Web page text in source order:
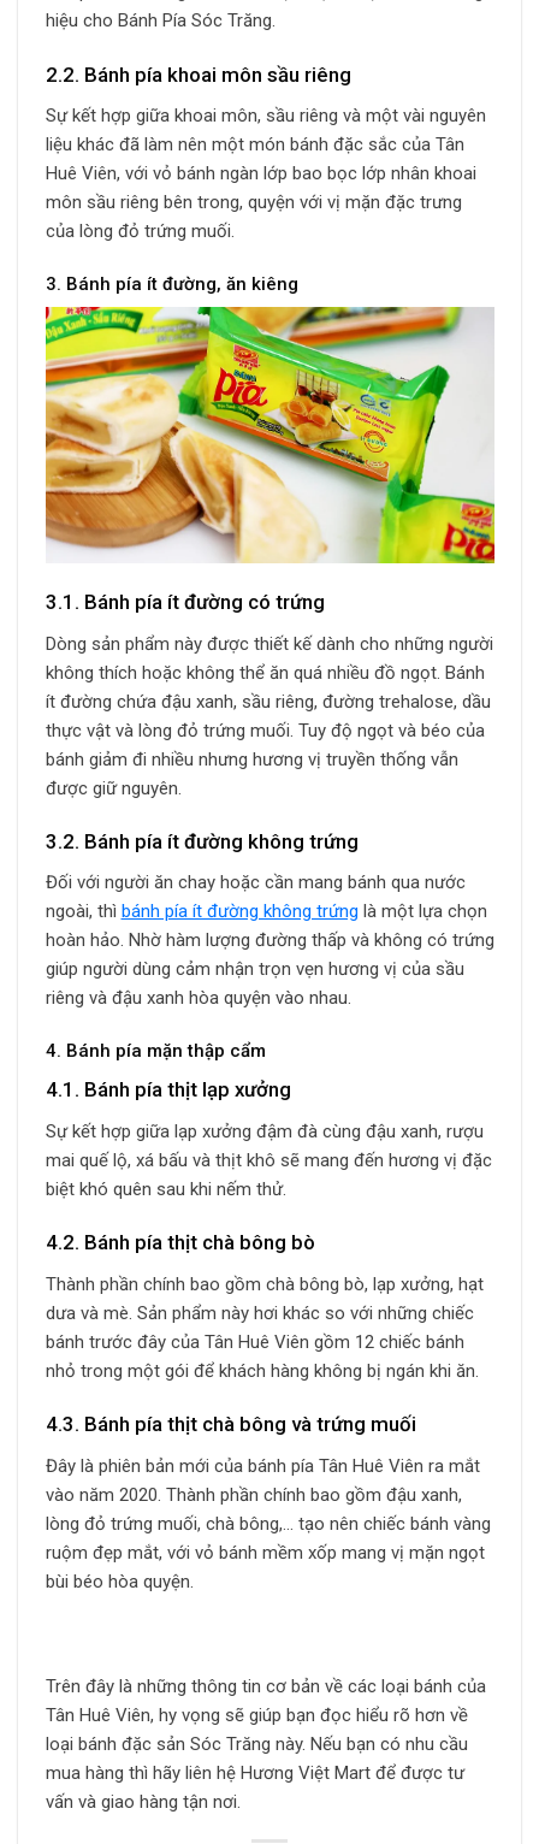
hiệu cho Bánh Pía Sóc Trăng.
2.2. Bánh pía khoai môn sầu riêng
Sự kết hợp giữa khoai môn, sầu riêng và một vài nguyên
liệu khác đã làm nên một món bánh đặc sắc của Tân
Huê Viên, với vỏ bánh ngàn lớp bao bọc lớp nhân khoai
môn sầu riêng bên trong, quyện với vị mặn đặc trưng
của lòng đỏ trứng muối.
3. Bánh pía ít đường, ăn kiêng
3.1. Bánh pía ít đường có trứng
Dòng sản phẩm này được thiết kế dành cho những người
không thích hoặc không thể ăn quá nhiều đồ ngọt. Bánh
ít đường chứa đậu xanh, sầu riêng, đường trehalose, dầu
thực vật và lòng đỏ trứng muối. Tuy độ ngọt và béo của
bánh giảm đi nhiều nhưng hương vị truyền thống vẫn
được giữ nguyên.
3.2. Bánh pía ít đường không trứng
Đối với người ăn chay hoặc cần mang bánh qua nước
ngoài, thì bánh pía ít đường không trứng là một lựa chọn
hoàn hảo. Nhờ hàm lượng đường thấp và không có trứng
giúp người dùng cảm nhận trọn vẹn hương vị của sầu
riêng và đậu xanh hòa quyện vào nhau.
4. Bánh pía mặn thập cẩm
4.1. Bánh pía thịt lạp xưởng
Sự kết hợp giữa lạp xưởng đậm đà cùng đậu xanh, rượu
mai quế lộ, xá bấu và thịt khô sẽ mang đến hương vị đặc
biệt khó quên sau khi nếm thử.
4.2. Bánh pía thịt chà bông bò
Thành phần chính bao gồm chà bông bò, lạp xưởng, hạt
dưa và mè. Sản phẩm này hơi khác so với những chiếc
bánh trước đây của Tân Huê Viên gồm 12 chiếc bánh
nhỏ trong một gói để khách hàng không bị ngán khi ăn.
4.3. Bánh pía thịt chà bông và trứng muối
Đây là phiên bản mới của bánh pía Tân Huê Viên ra mắt
vào năm 2020. Thành phần chính bao gồm đậu xanh,
lòng đỏ trứng muối, chà bông,… tạo nên chiếc bánh vàng
ruộm đẹp mắt, với vỏ bánh mềm xốp mang vị mặn ngọt
bùi béo hòa quyện.
Trên đây là những thông tin cơ bản về các loại bánh của
Tân Huê Viên, hy vọng sẽ giúp bạn đọc hiểu rõ hơn về
loại bánh đặc sản Sóc Trăng này. Nếu bạn có nhu cầu
mua hàng thì hãy liên hệ Hương Việt Mart để được tư
vấn và giao hàng tận nơi.